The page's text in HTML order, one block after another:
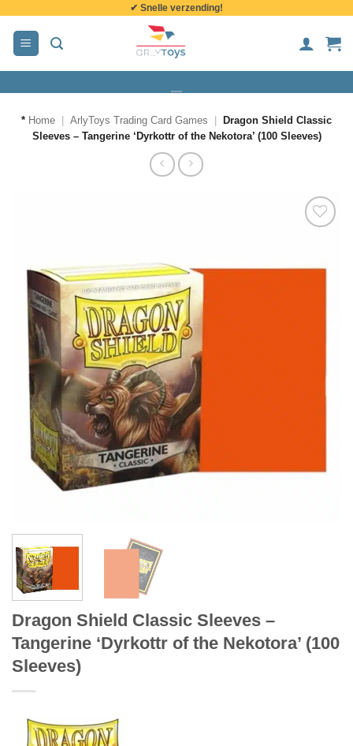
inhoud
✔ Snelle verzending!
* Home ArlyToys Trading Card Games
Dragon Shield Classic
Sleeves – Tangerine ‘Dyrkottr of the Nekotora’ (100 Sleeves)
Dragon Shield Classic Sleeves –
Tangerine ‘Dyrkottr of the Nekotora’ (100
Sleeves)